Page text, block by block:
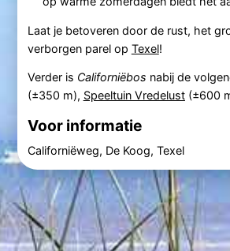
Laat je betoveren door de rust, het
verborgen parel op Texel!
Verder is Californiëbos nabij de
(±350 m), Speeltuin Vredelust(±600
Voor informatie
Californiëweg, De Koog, Texel